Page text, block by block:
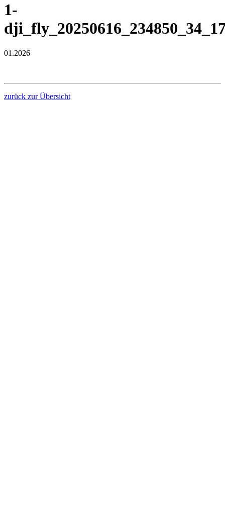
1-
01.2026
zurück zur Übersicht